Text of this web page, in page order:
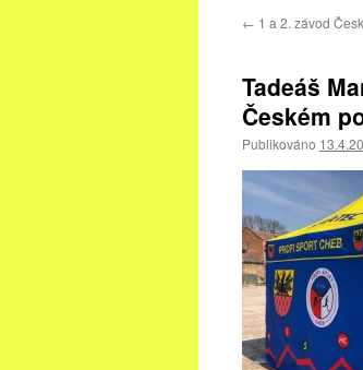
← 1 a 2. závod
Tadeáš
Českém
Publikováno